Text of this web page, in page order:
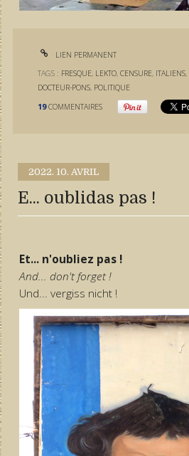
LIEN PERMANENT
TAGS : FRESQUE, LEKTO,CENSURE, ITALIENS,
DOCTEUR-PONS, POLITIQUE
19 COMMENTAIRES
2022. 10. AVRIL
E... oublidas pas !
Et... n'oubliez pas !
And... don't forget !
Und... vergiss nicht !